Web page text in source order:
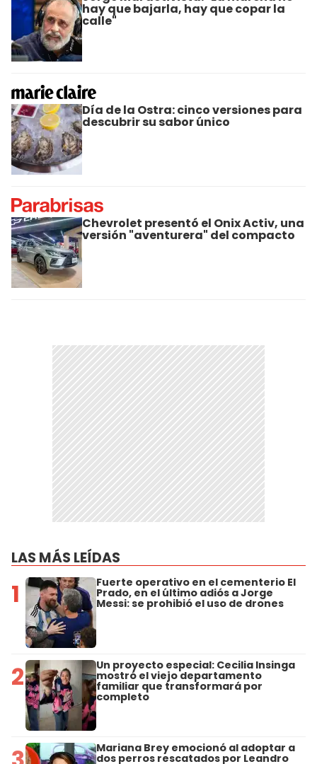
hay que bajarla, hay que copar la
calle"
Día de la Ostra: cinco versiones para
descubrir su sabor único
Chevrolet presentó el Onix Activ, una
versión "aventurera" del compacto
LAS MÁS LEÍDAS
1 Fuerte operativo en el cementerio El
Prado, en el último adiós a Jorge
Messi: se prohibió el uso de drones
2 Un proyecto especial: Cecilia Insinga
mostró el viejo departamento
familiar que transformará por
completo
Mariana Brey emocionó al adoptar a
dos perros rescatados por Leandro